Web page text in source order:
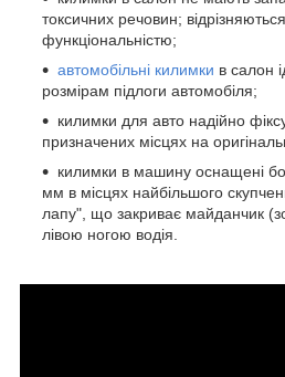
токсичних речовин;
функціональністю;
автомобільні килимки в салон
розмірам підлоги автомобіля;
килимки для авто надійно
призначених місцях на
килимки в машину оснащені
мм в місцях найбільшого
лапу", що закриває майданчик
лівою ногою водія.